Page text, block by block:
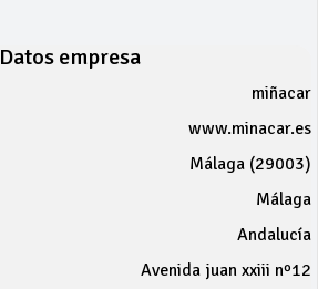
Datos empresa
miñacar
www.minacar.es
Málaga (29003)
Málaga
Andalucía
Avenida juan xxiii nº12